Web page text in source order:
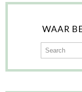
WAAR